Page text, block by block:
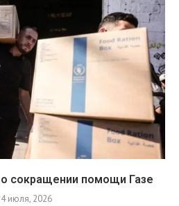
сокращении помощи Газе
июля, 2026